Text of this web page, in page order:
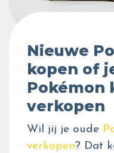
Nieuwe
kopen of
Pokémon
verkopen
Wil jij je oude
verkopen? Dat